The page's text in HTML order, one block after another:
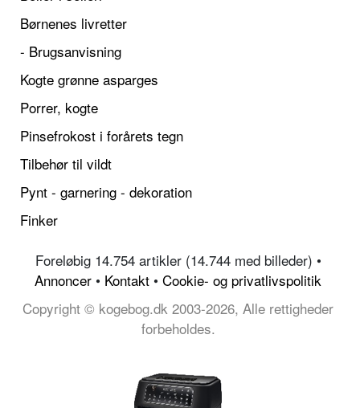
Børnenes livretter
- Brugsanvisning
Kogte grønne asparges
Porrer, kogte
Pinsefrokost i forårets tegn
Tilbehør til vildt
Pynt - garnering - dekoration
Finker
Foreløbig 14.754 artikler (14.744 med billeder) •
Annoncer • Kontakt • Cookie- og privatlivspolitik
Copyright © kogebog.dk 2003-2026, Alle rettigheder
forbeholdes.